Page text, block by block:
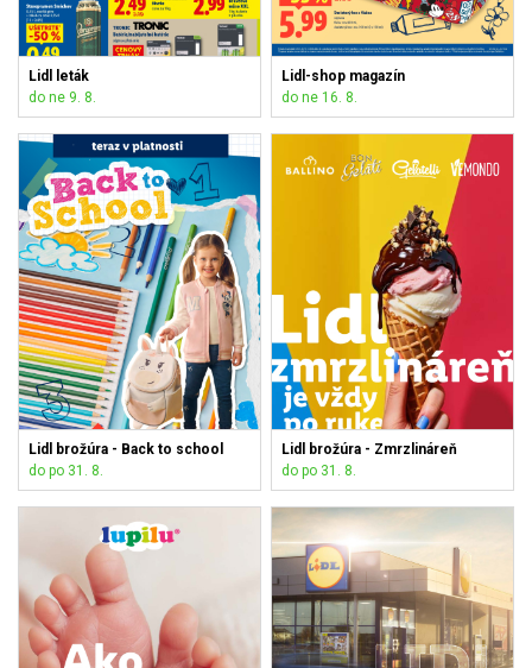
Lidl leták
do ne 9. 8.
Lidl-shop magazín
do ne 16. 8.
Lidl brožúra - Back to school
do po 31. 8.
Lidl brožúra - Zmrzlináreň
do po 31. 8.